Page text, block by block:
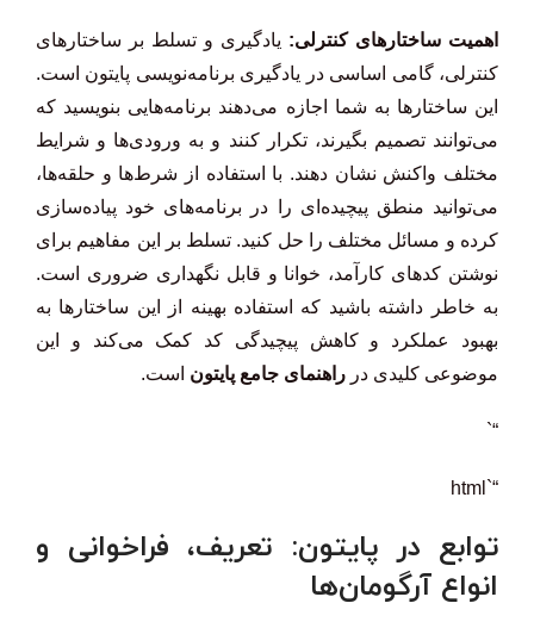
اهمیت ساختارهای کنترلی: یادگیری و تسلط بر ساختارهای
کنترلی، گامی اساسی در یادگیری برنامه‌نویسی پایتون است.
این ساختارها به شما اجازه می‌دهند برنامه‌هایی بنویسید که
می‌توانند تصمیم بگیرند، تکرار کنند و به ورودی‌ها و شرایط
مختلف واکنش نشان دهند. با استفاده از شرط‌ها و حلقه‌ها،
می‌توانید منطق پیچیده‌ای را در برنامه‌های خود پیاده‌سازی
کرده و مسائل مختلف را حل کنید. تسلط بر این مفاهیم برای
نوشتن کدهای کارآمد، خوانا و قابل نگهداری ضروری است.
به خاطر داشته باشید که استفاده بهینه از این ساختارها به
بهبود عملکرد و کاهش پیچیدگی کد کمک می‌کند و این
موضوعی کلیدی در راهنمای جامع پایتون است.
“`
“`html
توابع در پایتون: تعریف، فراخوانی و
انواع آرگومان‌ها